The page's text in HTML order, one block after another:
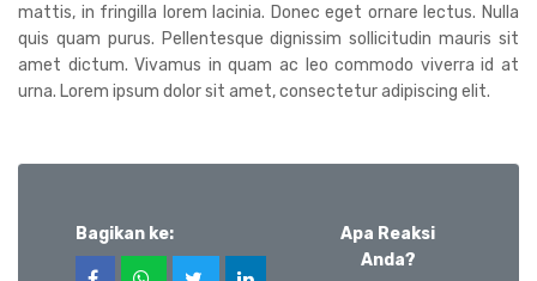
mattis, in fringilla lorem lacinia. Donec eget ornare lectus. Nulla
quis quam purus. Pellentesque dignissim sollicitudin mauris sit
amet dictum. Vivamus in quam ac leo commodo viverra id at
urna. Lorem ipsum dolor sit amet, consectetur adipiscing elit.
Bagikan ke:
Apa Reaksi
Anda?